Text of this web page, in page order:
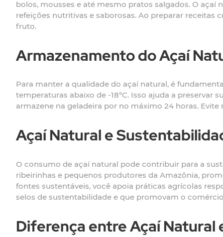
bolos, mousses e até mesmo pratos salgados. O
refeições nutritivas e saborosas. Ao preparar
fruto.
Armazenamento do Açaí
Para manter a qualidade do açaí natural, é
temperaturas abaixo de -18°C. Isso ajuda a
armazene na geladeira por no máximo 24 horas.
Açaí Natural e
O consumo de açaí natural pode contribuir para a
ribeirinhas e pequenos produtores da Amazônia,
fontes sustentáveis, você apoia práticas agrícolas
selos de sustentabilidade e que promovam o
Diferença entre Açaí Natural